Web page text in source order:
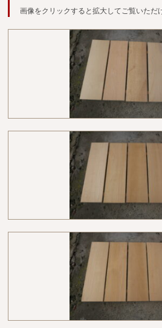
画像をクリックすると拡大してご覧いただ